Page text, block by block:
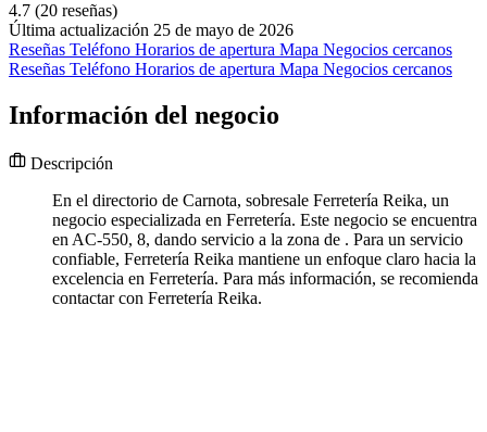
4.7 (20 reseñas)
Última actualización 25 de mayo de 2026
Reseñas Teléfono Horarios de apertura Mapa Negocios cercanos
Reseñas Teléfono Horarios de apertura Mapa Negocios cercanos
Información del negocio
Descripción
En el directorio de Carnota, sobresale Ferretería Reika, un
negocio especializada en Ferretería. Este negocio se encuentra
en AC-550, 8, dando servicio a la zona de . Para un servicio
confiable, Ferretería Reika mantiene un enfoque claro hacia la
excelencia en Ferretería. Para más información, se recomienda
contactar con Ferretería Reika.